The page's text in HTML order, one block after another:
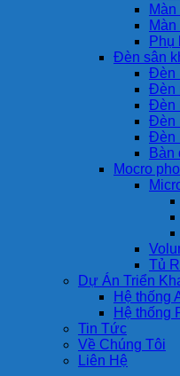
Phụ
Đèn sân
Đèn
Đèn
Đèn
Đèn
Đèn
Bàn
Mocro
Tủ
Dự Án Triển
Hệ thống
Hệ thống
Tin Tức
Về Chúng Tôi
Liên Hệ